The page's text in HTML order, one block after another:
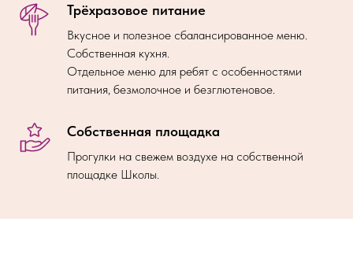
Трёхразовое питание
Вкусное и полезное сбалансированное меню.
Собственная кухня.
Отдельное меню для ребят с особенностями
питания, безмолочное и безглютеновое.
Собственная площадка
Прогулки на свежем воздухе на собственной
площадке Школы.